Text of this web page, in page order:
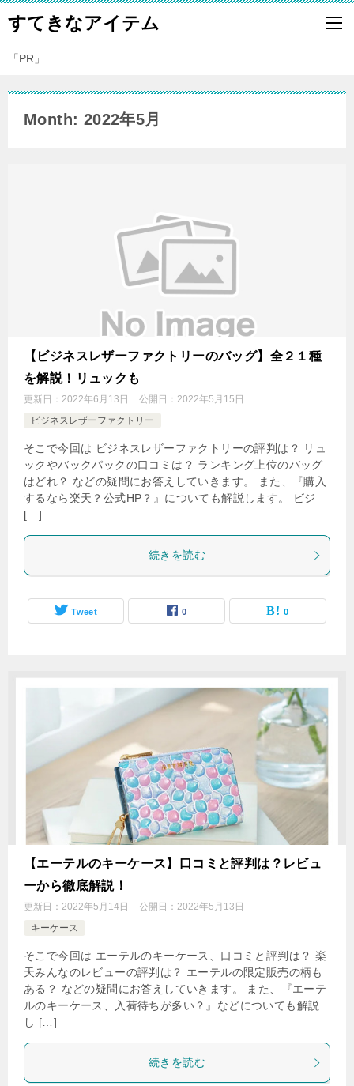
すてきなアイテム
「PR」
Month: 2022年5月
【ビジネスレザーファクトリーのバッグ】全２１種
を解説！リュックも
更新日： 2022年6月13日 公開日： 2022年5月15日
ビジネスレザーファクトリー
そこで今回は ビジネスレザーファクトリーの評判は？ リュ
ックやバックパックの口コミは？ ランキング上位のバッグ
はどれ？ などの疑問にお答えしていきます。 また、『購入
するなら楽天？公式HP？』についても解説します。 ビジ
[…]
続きを読む
Tweet 0 0
【エーテルのキーケース】口コミと評判は？レビュ
ーから徹底解説！
更新日： 2022年5月14日 公開日： 2022年5月13日
キーケース
そこで今回は エーテルのキーケース、口コミと評判は？ 楽
天みんなのレビューの評判は？ エーテルの限定販売の柄も
ある？ などの疑問にお答えしていきます。 また、『エーテ
ルのキーケース、入荷待ちが多い？』などについても解説
し […]
続きを読む